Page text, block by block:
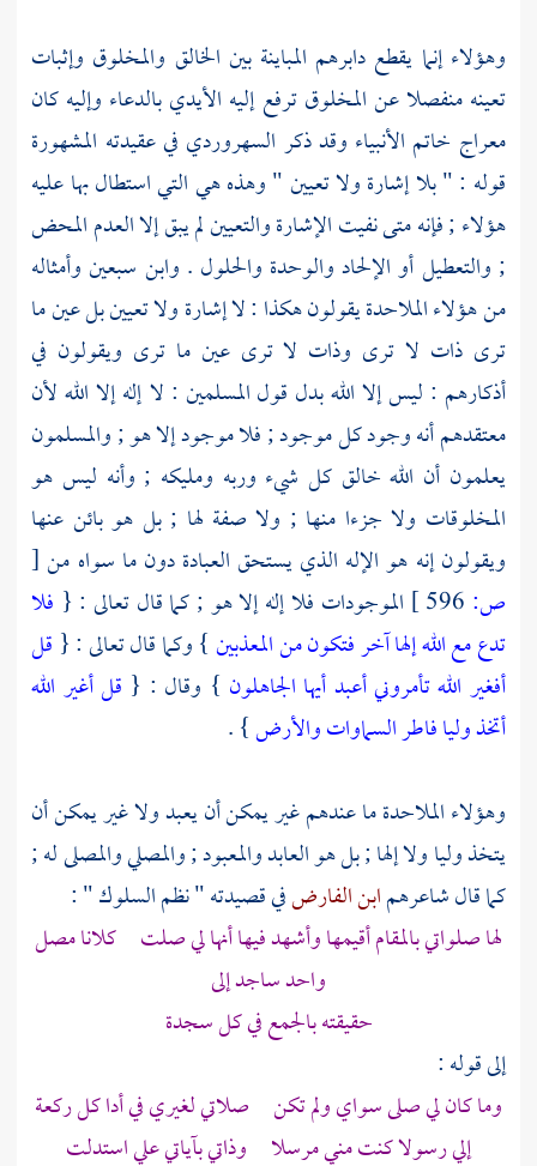
وهؤلاء إنما يقطع دابرهم المباينة بين الخالق والمخلوق وإثبات
تعينه منفصلا عن المخلوق ترفع إليه الأيدي بالدعاء وإليه كان
معراج خاتم الأنبياء وقد ذكر السهروردي في عقيدته المشهورة
قوله : " بلا إشارة ولا تعيين " وهذه هي التي استطال بها عليه
هؤلاء ; فإنه متى نفيت الإشارة والتعيين لم يبق إلا العدم المحض
; والتعطيل أو الإلحاد والوحدة والحلول . وابن سبعينوأمثاله
من هؤلاء الملاحدة يقولون هكذا : لا إشارة ولا تعيين بل عين ما
ترى ذات لا ترى وذات لا ترى عين ما ترى ويقولون في
أذكارهم : ليس إلا الله بدل قول المسلمين : لا إله إلا الله لأن
معتقدهم أنه وجود كل موجود ; فلا موجود إلا هو ; والمسلمون
يعلمون أن الله خالق كل شيء وربه ومليكه ; وأنه ليس هو
المخلوقات ولا جزءا منها ; ولا صفة لها ; بل هو بائن عنها
ويقولون إنه هو الإله الذي يستحق العبادة دون ما سواه من[
ص:
الموجودات فلا إله إلا هو ; كما قال تعالى : { فلا
تدع مع الله إلها آخر فتكون من المعذبين} وكما قال تعالى : { قل
أفغير الله تأمروني أعبد أيها الجاهلون } وقال : { قل أغير الله
أتخذ وليا فاطر السماوات والأرض} .
وهؤلاء الملاحدة ما عندهم غير يمكن أن يعبد ولا غير يمكن أن
يتخذ وليا ولا إلها ; بل هو العابد والمعبود ; والمصلي والمصلى له ;
كما قال شاعرهمابن الفارضفي قصيدته " نظم السلوك " :
لها صلواتي بالمقام أقيمها وأشهد فيها أنها لي صلت كلانا مصل
واحد ساجد إلى
حقيقته بالجمع في كل سجدة
إلى قوله :
وما كان لي صلى سواي ولم تكن صلاتي لغيري في أدا كل ركعة
إلي رسولا كنت مني مرسلا وذاتي بآياتي علي استدلت